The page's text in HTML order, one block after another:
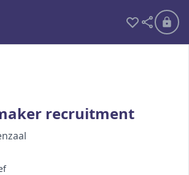
opdrachten statistiek
recruitment